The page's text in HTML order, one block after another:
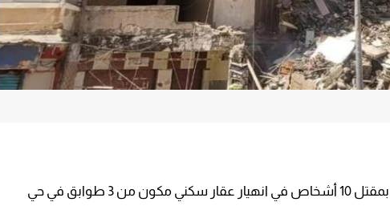
أفادت مصادر طبية مصرية، اليوم الإثنين، بمقتل 10 أشخاص في انهيار عقار سكني مكون من 3 طوابق في حي